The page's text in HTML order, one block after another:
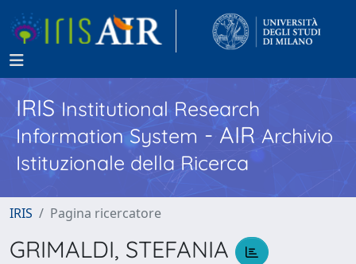
IRISInstitutional Research
Information System - AIR Archivio
Istituzionale della Ricerca
IRIS Pagina ricercatore
GRIMALDI, STEFANIA